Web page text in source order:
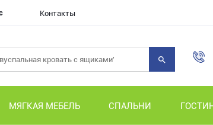
Контакты
МЯГКАЯ МЕБЕЛЬ СПАЛЬНИ